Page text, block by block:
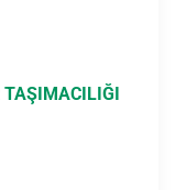
TAŞIMACILIĞI